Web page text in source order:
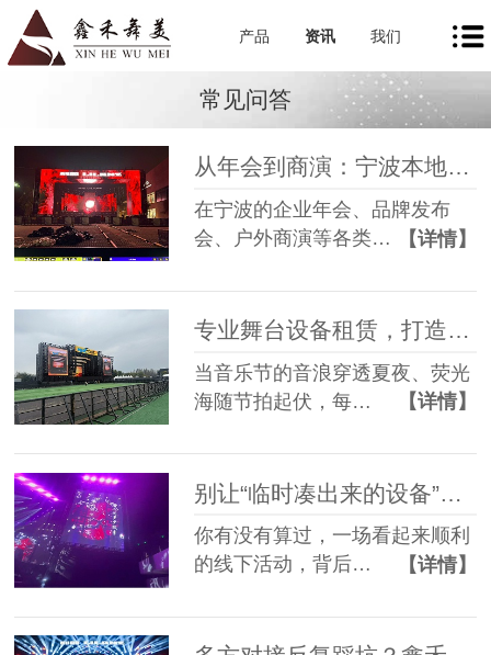
产品 资讯 我们
常见问答
从年会到商演：宁波本地舞美租赁如何让每一场活动都出彩
在宁波的企业年会、品牌发布
会、户外商演等各类…
【详情】
专业舞台设备租赁，打造沉浸式音乐节现场
当音乐节的音浪穿透夏夜、荧光
海随节拍起伏，每…
【详情】
你有没有算过，一场看起来顺利
的线下活动，背后…
【详情】